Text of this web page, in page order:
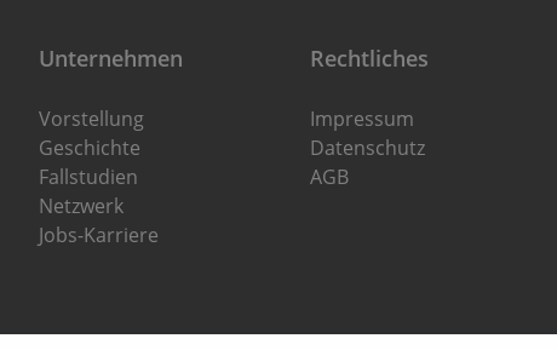
Unternehmen
Vorstellung
Geschichte
Fallstudien
Netzwerk
Jobs-Karriere
Rechtliches
Impressum
Datenschutz
AGB